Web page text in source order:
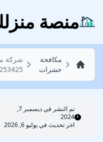
منصة
مكافحة
حشرات
شركة
تم النشر في
ديسمبر 7,
2024
اخر تحديث في يوليو 6, 2026